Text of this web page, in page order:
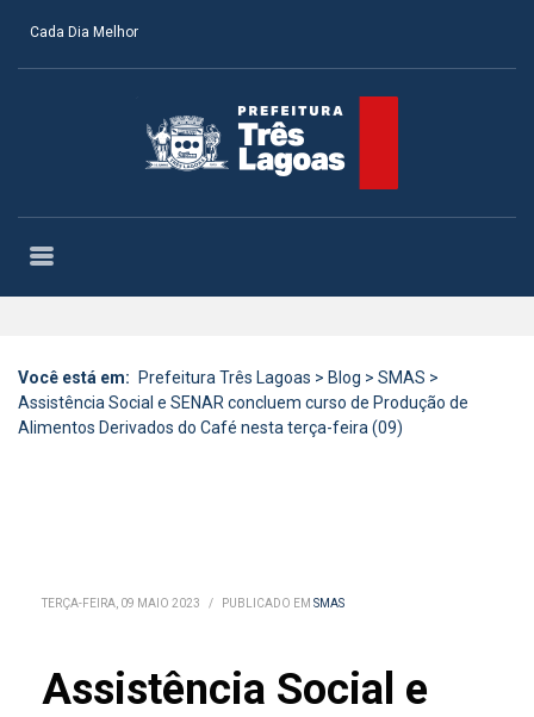
Cada Dia Melhor
Você está em: Prefeitura Três Lagoas > Blog > SMAS >
Assistência Social e SENAR concluem curso de Produção de
Alimentos Derivados do Café nesta terça-feira (09)
TERÇA-FEIRA, 09 MAIO 2023 / PUBLICADO EM SMAS
Assistência Social e